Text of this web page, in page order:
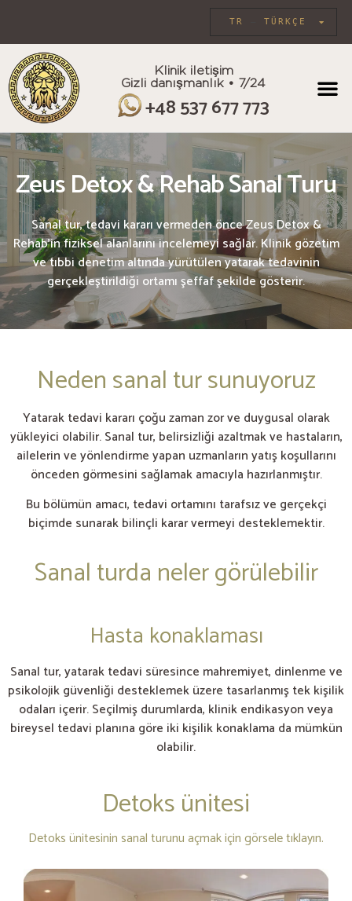
TÜRKÇE
TR
Klinik iletişim
Gizli danışmanlık • 7/24
+48 537 677 773
Zeus Detox & Rehab Sanal Turu
Sanal tur, tedavi kararı vermeden önce Zeus Detox &
Rehab’in fiziksel alanlarını incelemeyi sağlar. Klinik gözetim
ve tıbbi denetim altında yürütülen yatarak tedavinin
gerçekleştirildiği ortamı şeffaf şekilde gösterir.
Neden sanal tur sunuyoruz
Yatarak tedavi kararı çoğu zaman zor ve duygusal olarak
yükleyici olabilir. Sanal tur, belirsizliği azaltmak ve hastaların,
ailelerin ve yönlendirme yapan uzmanların yatış koşullarını
önceden görmesini sağlamak amacıyla hazırlanmıştır.
Bu bölümün amacı, tedavi ortamını tarafsız ve gerçekçi
biçimde sunarak bilinçli karar vermeyi desteklemektir.
Sanal turda neler görülebilir
Hasta konaklaması
Sanal tur, yatarak tedavi süresince mahremiyet, dinlenme ve
psikolojik güvenliği desteklemek üzere tasarlanmış tek kişilik
odaları içerir. Seçilmiş durumlarda, klinik endikasyon veya
bireysel tedavi planına göre iki kişilik konaklama da mümkün
olabilir.
Detoks ünitesi
Detoks ünitesinin sanal turunu açmak için görsele tıklayın.